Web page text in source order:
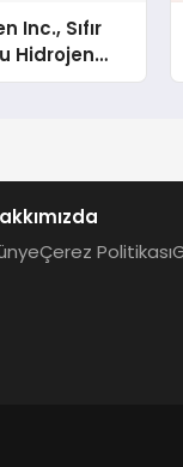
Inc., Sıfır
Hidrojen
ISO ve
Çerez Politikası